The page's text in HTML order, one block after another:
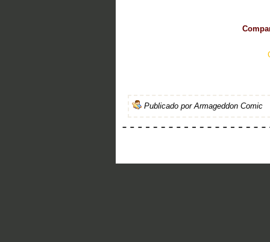
Publicado porArmageddon Comic